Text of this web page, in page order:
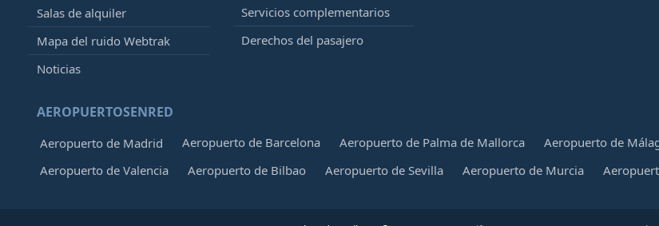
Salas de alquiler
Mapa del ruido Webtrak
Noticias
Servicios complementarios
Derechos del pasajero
AEROPUERTOSENRED
Aeropuerto de Madrid Aeropuerto de Barcelona Aeropuerto de Palma de Mallorca Aeropuerto de
Aeropuerto de Valencia
Aeropuerto de Bilbao Aeropuerto de Sevilla Aeropuerto de Murcia